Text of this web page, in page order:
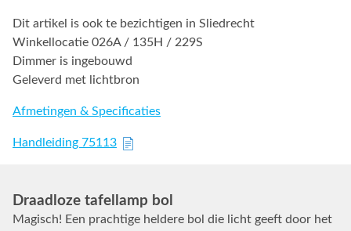
Dit artikel is ook te bezichtigen in Sliedrecht
Winkellocatie 026A / 135H / 229S
Dimmer is ingebouwd
Geleverd met lichtbron
Afmetingen & Specificaties
Handleiding 75113
Draadloze tafellamp bol
Magisch! Een prachtige heldere bol die licht geeft door het